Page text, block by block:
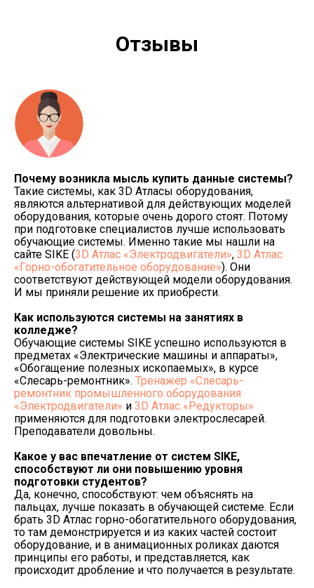
Отзывы
Почему возникла мысль купить данные системы?
Такие системы, как 3D Атласы оборудования,
являются альтернативой для действующих моделей
оборудования, которые очень дорого стоят. Потому
при подготовке специалистов лучше использовать
обучающие системы. Именно такие мы нашли на
сайте SIKE (3D Атлас «Электродвигатели», 3D Атлас
«Горно-обогатительное оборудование»). Они
соответствуют действующей модели оборудования.
И мы приняли решение их приобрести.
Как используются системы на занятиях в
колледже?
Обучающие системы SIKE успешно используются в
предметах «Электрические машины и аппараты»,
«Обогащение полезных ископаемых», в курсе
«Слесарь-ремонтник». Тренажер «Слесарь-
ремонтник промышленного оборудования
«Электродвигатели» и 3D Атлас «Редукторы»
применяются для подготовки электрослесарей.
Преподаватели довольны.
Какое у вас впечатление от систем SIKE,
способствуют ли они повышению уровня
подготовки студентов?
Да, конечно, способствуют: чем объяснять на
пальцах, лучше показать в обучающей системе. Если
брать 3D Атлас горно-обогатительного оборудования,
то там демонстрируется и из каких частей состоит
оборудование, и в анимационных роликах даются
принципы его работы, и представляется, как
происходит дробление и что получается в результате.